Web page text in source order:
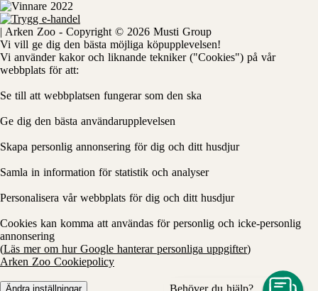
| Arken Zoo - Copyright © 2026 Musti Group
Behöver du hjälp?
Vi vill ge dig den bästa möjliga köpupplevelsen!
Vi använder kakor och liknande tekniker ("Cookies") på vår
webbplats för att:
Se till att webbplatsen fungerar som den ska
Ge dig den bästa användarupplevelsen
Skapa personlig annonsering för dig och ditt husdjur
Samla in information för statistik och analyser
Personalisera vår webbplats för dig och ditt husdjur
Cookies kan komma att användas för personlig och icke-personlig
annonsering
(Läs mer om hur Google hanterar personliga uppgifter)
Arken Zoo Cookiepolicy
Ändra inställningar